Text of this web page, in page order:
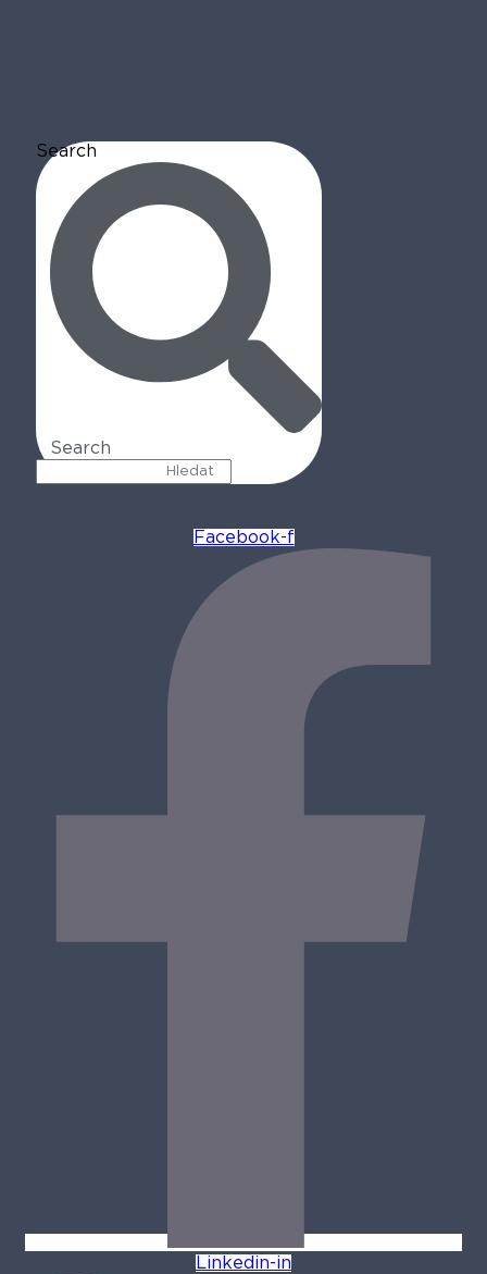
Search
Search
Facebook-f
Linkedin-in